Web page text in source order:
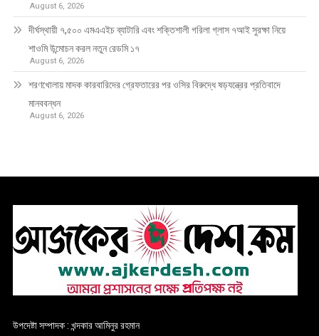
August 6, 2026
দীর্ঘস্থায়ী ৭,৫০০ এমএএইচ ব্যাটারি এবং শক্তিশালী গরিলা গ্লাস ৭আই সুরক্ষা নিয়ে
শাওমি উন্মোচন করল নতুন রেডমি ১৭
August 6, 2026
শরণখোলায় মাদক কারবারিদের গ্রেফতারের পর ওসির বিরুদ্ধে ষড়যন্ত্রের প্রতিবাদে
মানববন্ধন
August 6, 2026
উপদেষ্টা সম্পাদক : খন্দকার আমিনুর রহমান